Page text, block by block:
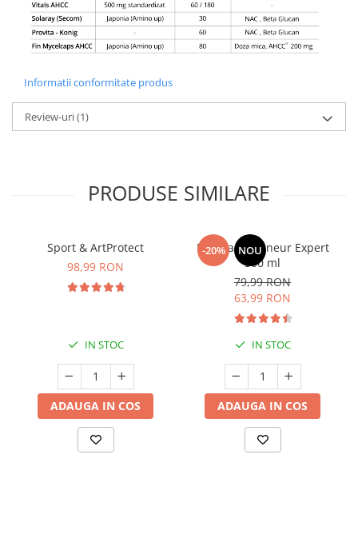
Informatii conformitate produs
Review-uri(1)
PRODUSE SIMILARE
Sport & ArtProtect
98,99 RON
IN STOC
ADAUGA IN COS
-20% NOU
Manhaē Draineur Expert
500 ml
79,99 RON
63,99 RON
IN STOC
ADAUGA IN COS